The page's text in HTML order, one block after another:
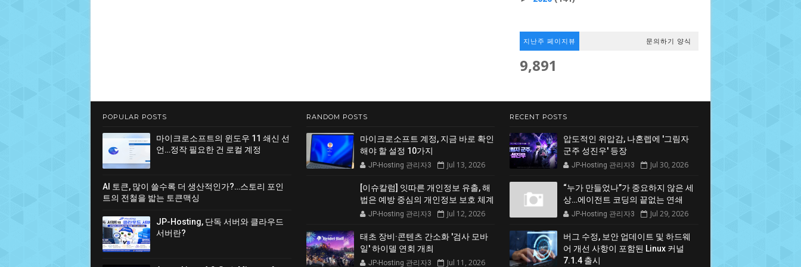
지난주 페이지뷰 문의하기 양식
9,891
POPULAR POSTS
마이크로소프트의 윈도우 11 쇄신 선
언…정작 필요한 건 로컬 계정
AI 토큰, 많이 쓸수록 더 생산적인가?…스토리 포인
트의 전철을 밟는 토큰맥싱
JP-Hosting, 단독 서버와 클라우드
서버란?
RANDOM POSTS
마이크로소프트 계정, 지금 바로 확인
해야 할 설정 10가지
JP-Hosting 관리자3 Jul 13, 2026
[이슈칼럼] 잇따른 개인정보 유출, 해
법은 예방 중심의 개인정보 보호 체계
JP-Hosting 관리자3 Jul 12, 2026
태초 장비·콘텐츠 간소화 '검사 모바
일' 하이델 연회 개최
JP-Hosting 관리자3 Jul 11, 2026
RECENT POSTS
압도적인 위압감, 나혼렙에 '그림자
군주 성진우' 등장
JP-Hosting 관리자3 Jul 30, 2026
“누가 만들었나”가 중요하지 않은 세
상…에이전트 코딩의 끝없는 연쇄
JP-Hosting 관리자3 Jul 29, 2026
버그 수정, 보안 업데이트 및 하드웨
어 개선 사항이 포함된 Linux 커널
7.1.4 출시